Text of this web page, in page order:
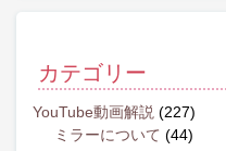
カテゴリー
YouTube動画解説 (227)
ミラーについて (44)